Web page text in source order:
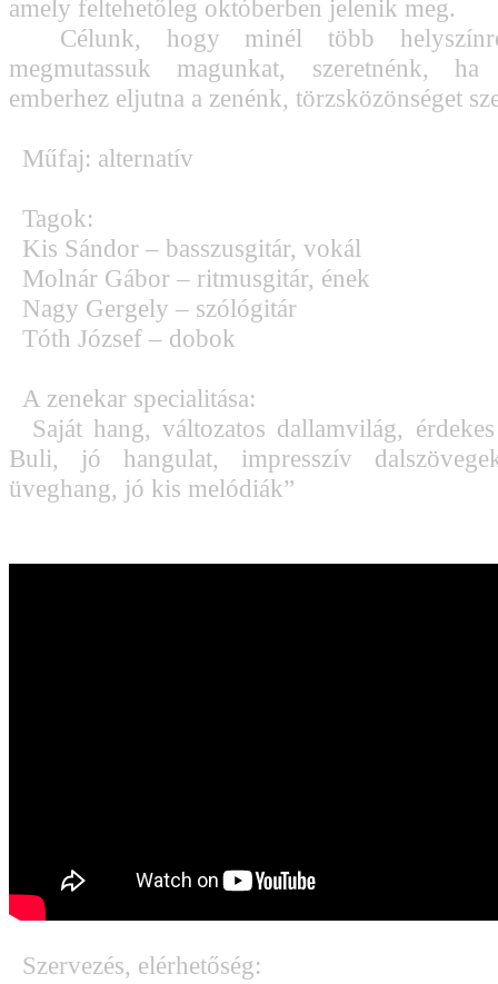
amely feltehetőleg októberben jelenik meg.
Célunk, hogy minél több
megmutassuk magunkat, szeretnénk,
emberhez eljutna a zenénk, törzsközönséget
Műfaj: alternatív
Tagok:
Kis Sándor – basszusgitár, vokál
Molnár Gábor – ritmusgitár, ének
Nagy Gergely – szólógitár
Tóth József – dobok
A zenekar specialitása:
Saját hang, változatos dallamvilág,
Buli, jó hangulat, impresszív
üveghang, jó kis melódiák”
Szervezés, elérhetőség: